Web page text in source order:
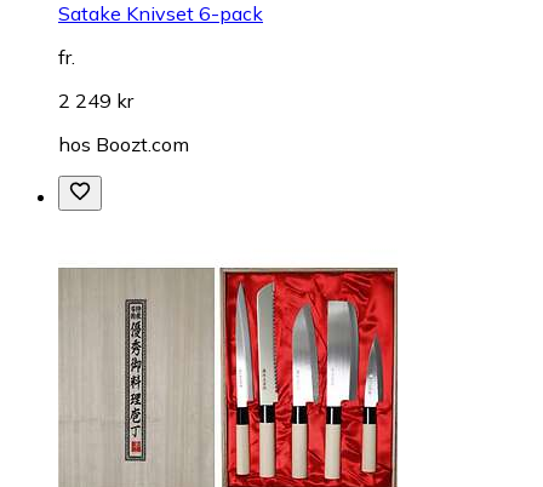
Satake Knivset 6-pack
fr.
2 249 kr
hos Boozt.com